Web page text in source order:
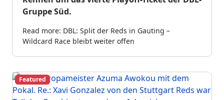
Gruppe Süd.
Read more: DBL: Split der Reds in Gauting –
Wildcard Race bleibt weiter offen
Featured